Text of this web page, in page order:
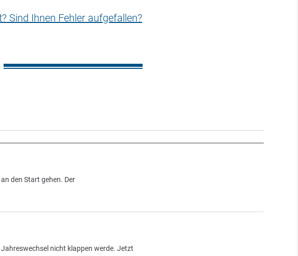
Sind Ihnen Fehler aufgefallen?
den Start gehen. Der
nicht klappen werde. Jetzt